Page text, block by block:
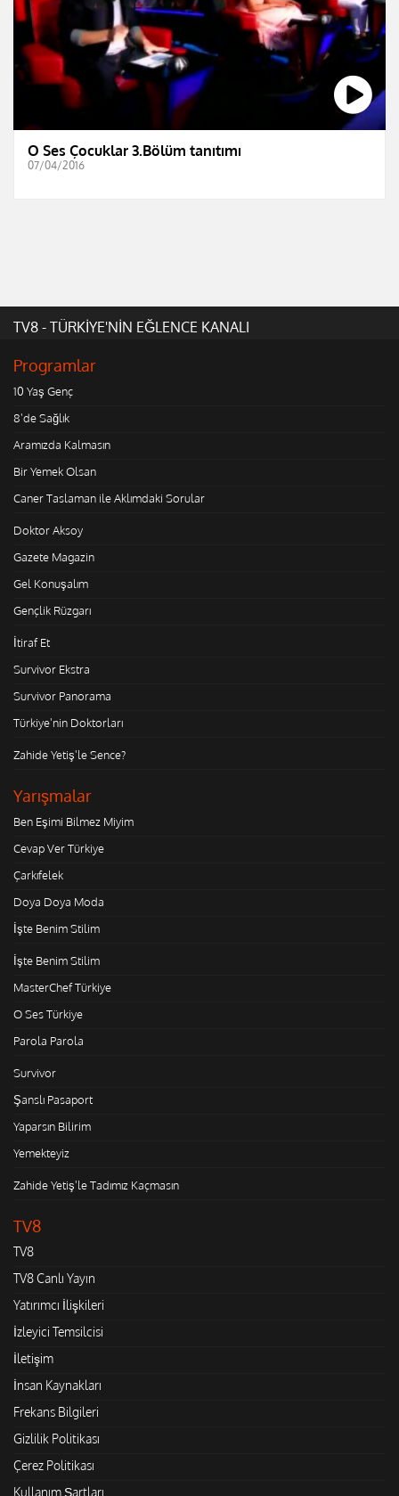
O Ses Çocuklar 3.Bölüm tanıtımı
07/04/2016
TV8 - TÜRKİYE'NİN EĞLENCE KANALI
Programlar
10 Yaş Genç
8'de Sağlık
Aramızda Kalmasın
Bir Yemek Olsan
Caner Taslaman ile Aklımdaki Sorular
Doktor Aksoy
Gazete Magazin
Gel Konuşalım
Gençlik Rüzgarı
İtiraf Et
Survivor Ekstra
Survivor Panorama
Türkiye'nin Doktorları
Zahide Yetiş'le Sence?
Yarışmalar
Ben Eşimi Bilmez Miyim
Cevap Ver Türkiye
Çarkıfelek
Doya Doya Moda
İşte Benim Stilim
İşte Benim Stilim
MasterChef Türkiye
O Ses Türkiye
Parola Parola
Survivor
Şanslı Pasaport
Yaparsın Bilirim
Yemekteyiz
Zahide Yetiş'le Tadımız Kaçmasın
TV8
TV8
TV8 Canlı Yayın
Yatırımcı İlişkileri
İzleyici Temsilcisi
İletişim
İnsan Kaynakları
Frekans Bilgileri
Gizlilik Politikası
Çerez Politikası
Kullanım Şartları